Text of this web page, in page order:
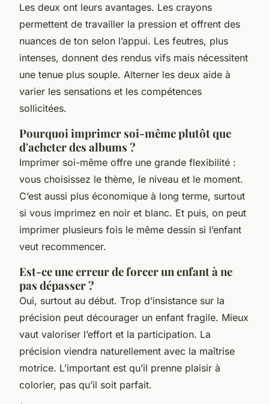
Les deux ont leurs avantages. Les crayons
permettent de travailler la pression et offrent des
nuances de ton selon l’appui. Les feutres, plus
intenses, donnent des rendus vifs mais nécessitent
une tenue plus souple. Alterner les deux aide à
varier les sensations et les compétences
sollicitées.
Pourquoi imprimer soi-même plutôt que
d'acheter des albums ?
Imprimer soi-même offre une grande flexibilité :
vous choisissez le thème, le niveau et le moment.
C’est aussi plus économique à long terme, surtout
si vous imprimez en noir et blanc. Et puis, on peut
imprimer plusieurs fois le même dessin si l’enfant
veut recommencer.
Est-ce une erreur de forcer un enfant à ne
pas dépasser ?
Oui, surtout au début. Trop d’insistance sur la
précision peut décourager un enfant fragile. Mieux
vaut valoriser l’effort et la participation. La
précision viendra naturellement avec la maîtrise
motrice. L’important est qu’il prenne plaisir à
colorier, pas qu’il soit parfait.